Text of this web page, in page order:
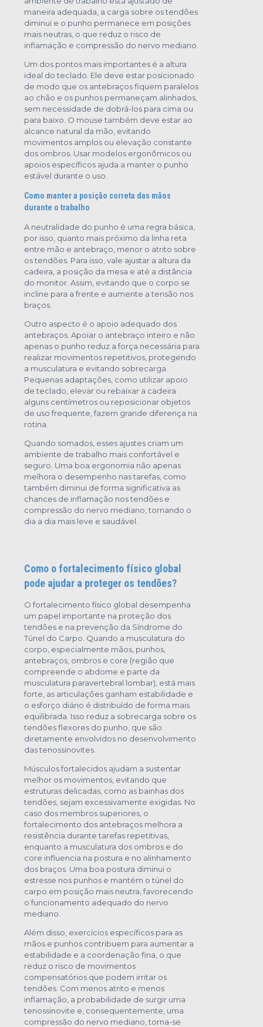
maneira adequada, a carga sobre os tendões
diminui e o punho permanece em posições
mais neutras, o que reduz o risco de
inflamação e compressão do nervo mediano.
Um dos pontos mais importantes é a altura
ideal do teclado. Ele deve estar posicionado
de modo que os antebraços fiquem paralelos
ao chão e os punhos permaneçam alinhados,
sem necessidade de dobrá-los para cima ou
para baixo. O mouse também deve estar ao
alcance natural da mão, evitando
movimentos amplos ou elevação constante
dos ombros. Usar modelos ergonômicos ou
apoios específicos ajuda a manter o punho
estável durante o uso.
Como manter a posição correta das mãos
durante o trabalho
A neutralidade do punho é uma regra básica,
por isso, quanto mais próximo da linha reta
entre mão e antebraço, menor o atrito sobre
os tendões. Para isso, vale ajustar a altura da
cadeira, a posição da mesa e até a distância
do monitor. Assim, evitando que o corpo se
incline para a frente e aumente a tensão nos
braços.
Outro aspecto é o apoio adequado dos
antebraços. Apoiar o antebraço inteiro e não
apenas o punho reduz a força necessária para
realizar movimentos repetitivos, protegendo
a musculatura e evitando sobrecarga.
Pequenas adaptações, como utilizar apoio
de teclado, elevar ou rebaixar a cadeira
alguns centímetros ou reposicionar objetos
de uso frequente, fazem grande diferença na
rotina.
Quando somados, esses ajustes criam um
ambiente de trabalho mais confortável e
seguro. Uma boa ergonomia não apenas
melhora o desempenho nas tarefas, como
também diminui de forma significativa as
chances de inflamação nos tendões e
compressão do nervo mediano, tornando o
dia a dia mais leve e saudável.
Como o fortalecimento físico global
pode ajudar a proteger os tendões?
O fortalecimento físico global desempenha
um papel importante na proteção dos
tendões e na prevenção da Síndrome do
Túnel do Carpo. Quando a musculatura do
corpo, especialmente mãos, punhos,
antebraços, ombros e core (região que
compreende o abdome e parte da
musculatura paravertebral lombar), está mais
forte, as articulações ganham estabilidade e
o esforço diário é distribuído de forma mais
equilibrada. Isso reduz a sobrecarga sobre os
tendões flexores do punho, que são
diretamente envolvidos no desenvolvimento
das tenossinovites.
Músculos fortalecidos ajudam a sustentar
melhor os movimentos, evitando que
estruturas delicadas, como as bainhas dos
tendões, sejam excessivamente exigidas. No
caso dos membros superiores, o
fortalecimento dos antebraços melhora a
resistência durante tarefas repetitivas,
enquanto a musculatura dos ombros e do
core influencia na postura e no alinhamento
dos braços. Uma boa postura diminui o
estresse nos punhos e mantém o túnel do
carpo em posição mais neutra, favorecendo
o funcionamento adequado do nervo
mediano.
Além disso, exercícios específicos para as
mãos e punhos contribuem para aumentar a
estabilidade e a coordenação fina, o que
reduz o risco de movimentos
compensatórios que podem irritar os
tendões. Com menos atrito e menos
inflamação, a probabilidade de surgir uma
tenossinovite e, consequentemente, uma
compressão do nervo mediano, torna-se